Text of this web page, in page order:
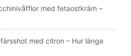
med fetaostkräm –
med citron – Hur länge